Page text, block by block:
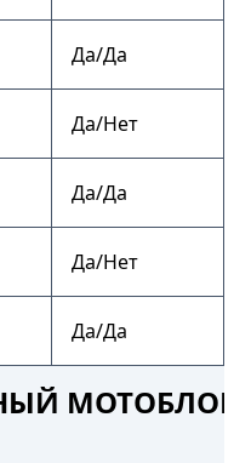
Да/Да
Да/Нет
Да/Да
Да/Нет
Да/Да
МОТОБЛОК